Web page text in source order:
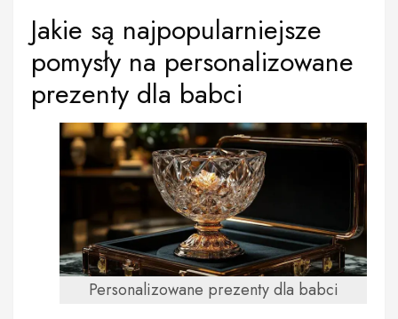
Jakie są najpopularniejsze
pomysły na personalizowane
prezenty dla babci
Personalizowane prezenty dla babci